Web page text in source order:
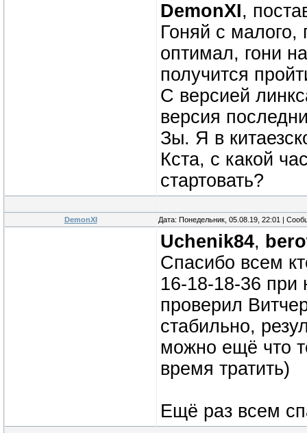
DemonXI,
Гоняй с малого,
оптимал, гони
получится
С версией
версия
Зы. Я в
Кста, с какой
стартовать?
DemonXI Дата: Понедельник, 05.08.19, 22:01 |
Uchenik84,
Спасибо всем
16-18-18-36
проверил
стабильно,
можно ещё что
время тратить)
Ещё раз всем